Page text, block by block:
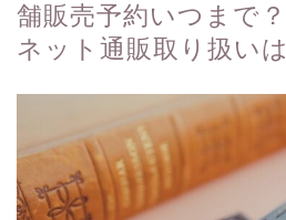
舗販売予約いつまで
ネット通販取り扱い